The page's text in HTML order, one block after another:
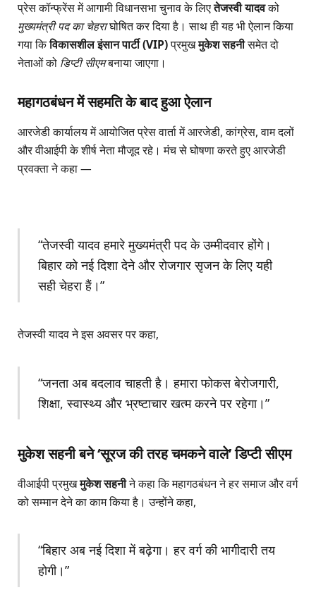
प्रेस कॉन्फ्रेंस में आगामी विधानसभा चुनाव के लिएतेजस्वी यादवको
मुख्यमंत्री पद का चेहराघोषित कर दिया है। साथ ही यह भी ऐलान किया
गया किविकासशील इंसान पार्टी (VIP)प्रमुखमुकेश सहनीसमेत दो
नेताओं को डिप्टी सीएमबनाया जाएगा।
महागठबंधन में सहमति के बाद हुआ ऐलान
आरजेडी कार्यालय में आयोजित प्रेस वार्ता में आरजेडी, कांग्रेस, वाम दलों
और वीआईपी के शीर्ष नेता मौजूद रहे। मंच से घोषणा करते हुए आरजेडी
प्रवक्ता ने कहा —
“तेजस्वी यादव हमारे मुख्यमंत्री पद के उम्मीदवार होंगे।
बिहार को नई दिशा देने और रोजगार सृजन के लिए यही
सही चेहरा हैं।”
तेजस्वी यादव ने इस अवसर पर कहा,
“जनता अब बदलाव चाहती है। हमारा फोकस बेरोजगारी,
शिक्षा, स्वास्थ्य और भ्रष्टाचार खत्म करने पर रहेगा।”
मुकेश सहनी बने ‘सूरज की तरह चमकने वाले’ डिप्टी सीएम
वीआईपी प्रमुखमुकेश सहनीने कहा कि महागठबंधन ने हर समाज और वर्ग
को सम्मान देने का काम किया है। उन्होंने कहा,
“बिहार अब नई दिशा में बढ़ेगा। हर वर्ग की भागीदारी तय
होगी।”